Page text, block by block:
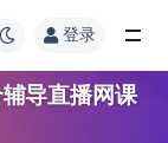
登录
导直播网课